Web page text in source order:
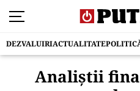
DEZVALUIRIACTUALITATE
Analiștii